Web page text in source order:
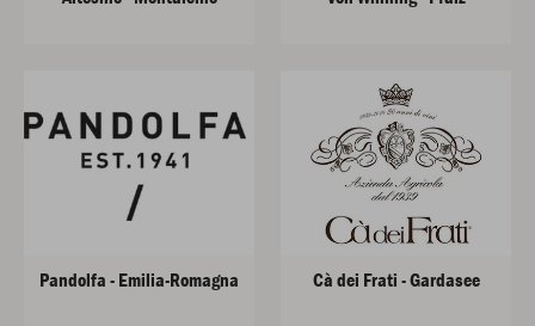
Pandolfa - Emilia-Romagna Cà dei Frati - Gardasee